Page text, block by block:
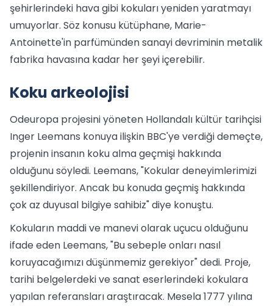
şehirlerindeki hava gibi kokuları yeniden yaratmayı
umuyorlar. Söz konusu kütüphane, Marie-
Antoinette'in parfümünden sanayi devriminin metalik
fabrika havasına kadar her şeyi içerebilir.
Koku arkeolojisi
Odeuropa projesini yöneten Hollandalı kültür tarihçisi
Inger Leemans konuya ilişkin BBC'ye verdiği demeçte,
projenin insanın koku alma geçmişi hakkında
olduğunu söyledi. Leemans, "Kokular deneyimlerimizi
şekillendiriyor. Ancak bu konuda geçmiş hakkında
çok az duyusal bilgiye sahibiz" diye konuştu.
Kokuların maddi ve manevi olarak uçucu olduğunu
ifade eden Leemans, "Bu sebeple onları nasıl
koruyacağımızı düşünmemiz gerekiyor" dedi. Proje,
tarihi belgelerdeki ve sanat eserlerindeki kokulara
yapılan referansları araştıracak. Mesela 1777 yılına